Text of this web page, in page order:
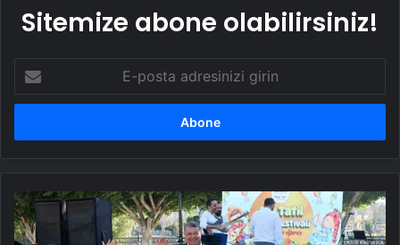
Sitemize abone olabilirsiniz!
posta
adresinizi
Silifke'de
Yarı
Yıl